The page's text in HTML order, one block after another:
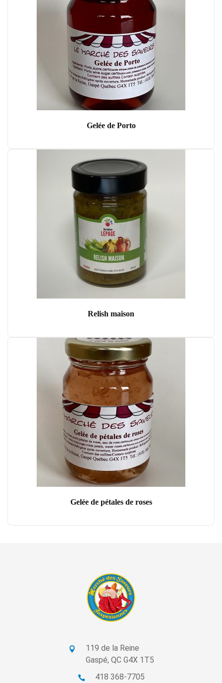
Gelée de Porto
Relish maison
Gelée de pétales de roses
119 de la Reine
Gaspé, QC G4X 1T5
418 368-7705